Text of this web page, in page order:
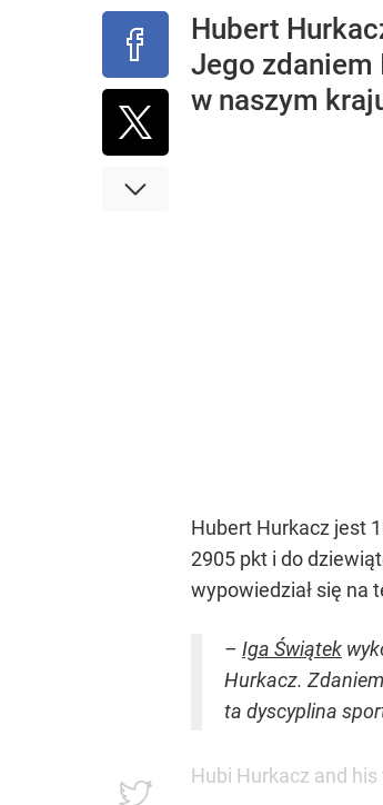
Hubert
Jego zdaniem
w naszym
Hubert Hurkacz jest
2905 pkt i do
wypowiedział się na
– Iga Świątek
Hurkacz.
ta dyscyplina
Hubi Hurkacz and